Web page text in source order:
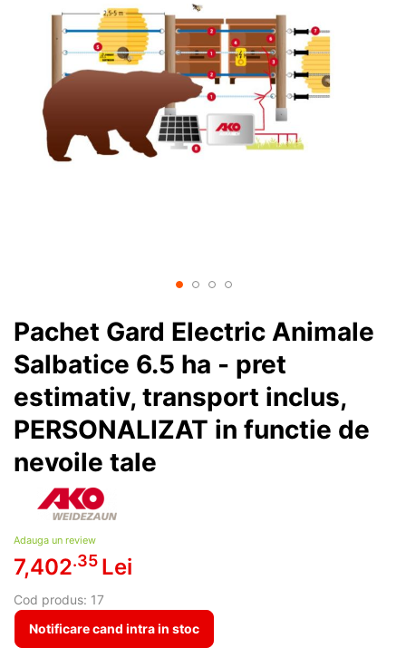
Pachet Gard Electric Animale
Salbatice 6.5 ha - pret
estimativ, transport inclus,
PERSONALIZAT in functie de
nevoile tale
Adauga un review
7,402.35 Lei
Cod produs: 17
Notificare cand intra in stoc